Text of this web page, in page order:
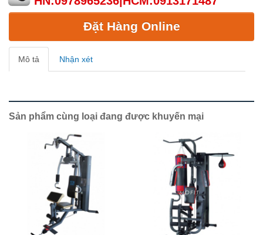
Đặt Hàng Online
Mô tả Nhận xét
Sản phẩm cùng loại đang được khuyến mại